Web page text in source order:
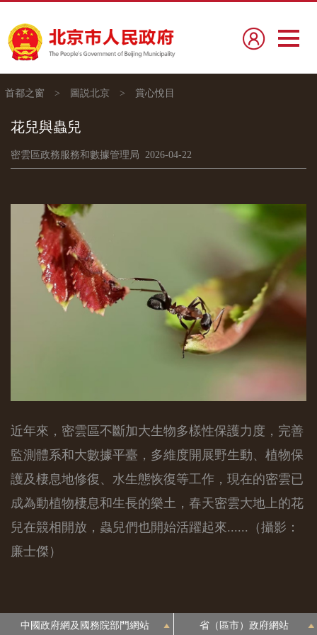
首都之窗 > 圖説北京 > 賞心悅目
花兒與蟲兒
密雲區政務服務和數據管理局 2026-04-22
近年來，密雲區不斷加大生物多樣性保護力度，完善
監測體系和大數據平臺，多維度開展野生動、植物保
護及棲息地修復、水生態恢復等工作，現在的密雲已
成為動植物棲息和生長的樂土，春天密雲大地上的花
兒在競相開放，蟲兒們也開始活躍起來......（攝影：
廉士傑）
中國政府網及國務院部門網站 省（區市）政府網站